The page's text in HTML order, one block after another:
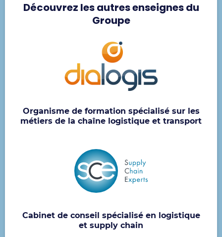
Découvrez les autres enseignes du
Groupe
Organisme de formation spécialisé sur les
métiers de la chaîne logistique et transport
Cabinet de conseil spécialisé en logistique
et supply chain